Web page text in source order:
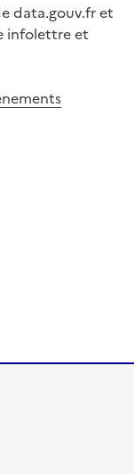
data.gouv.fr et
infolettre et